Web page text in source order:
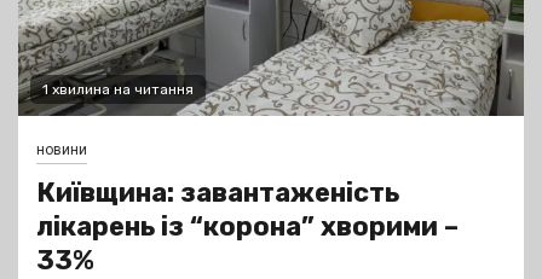
1 хвилина на читання
новини
Київщина: завантаженість
лікарень із “корона” хворими –
33%